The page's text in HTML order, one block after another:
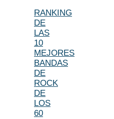
RANKING
DE
LAS
10
MEJORES
BANDAS
DE
ROCK
DE
LOS
60